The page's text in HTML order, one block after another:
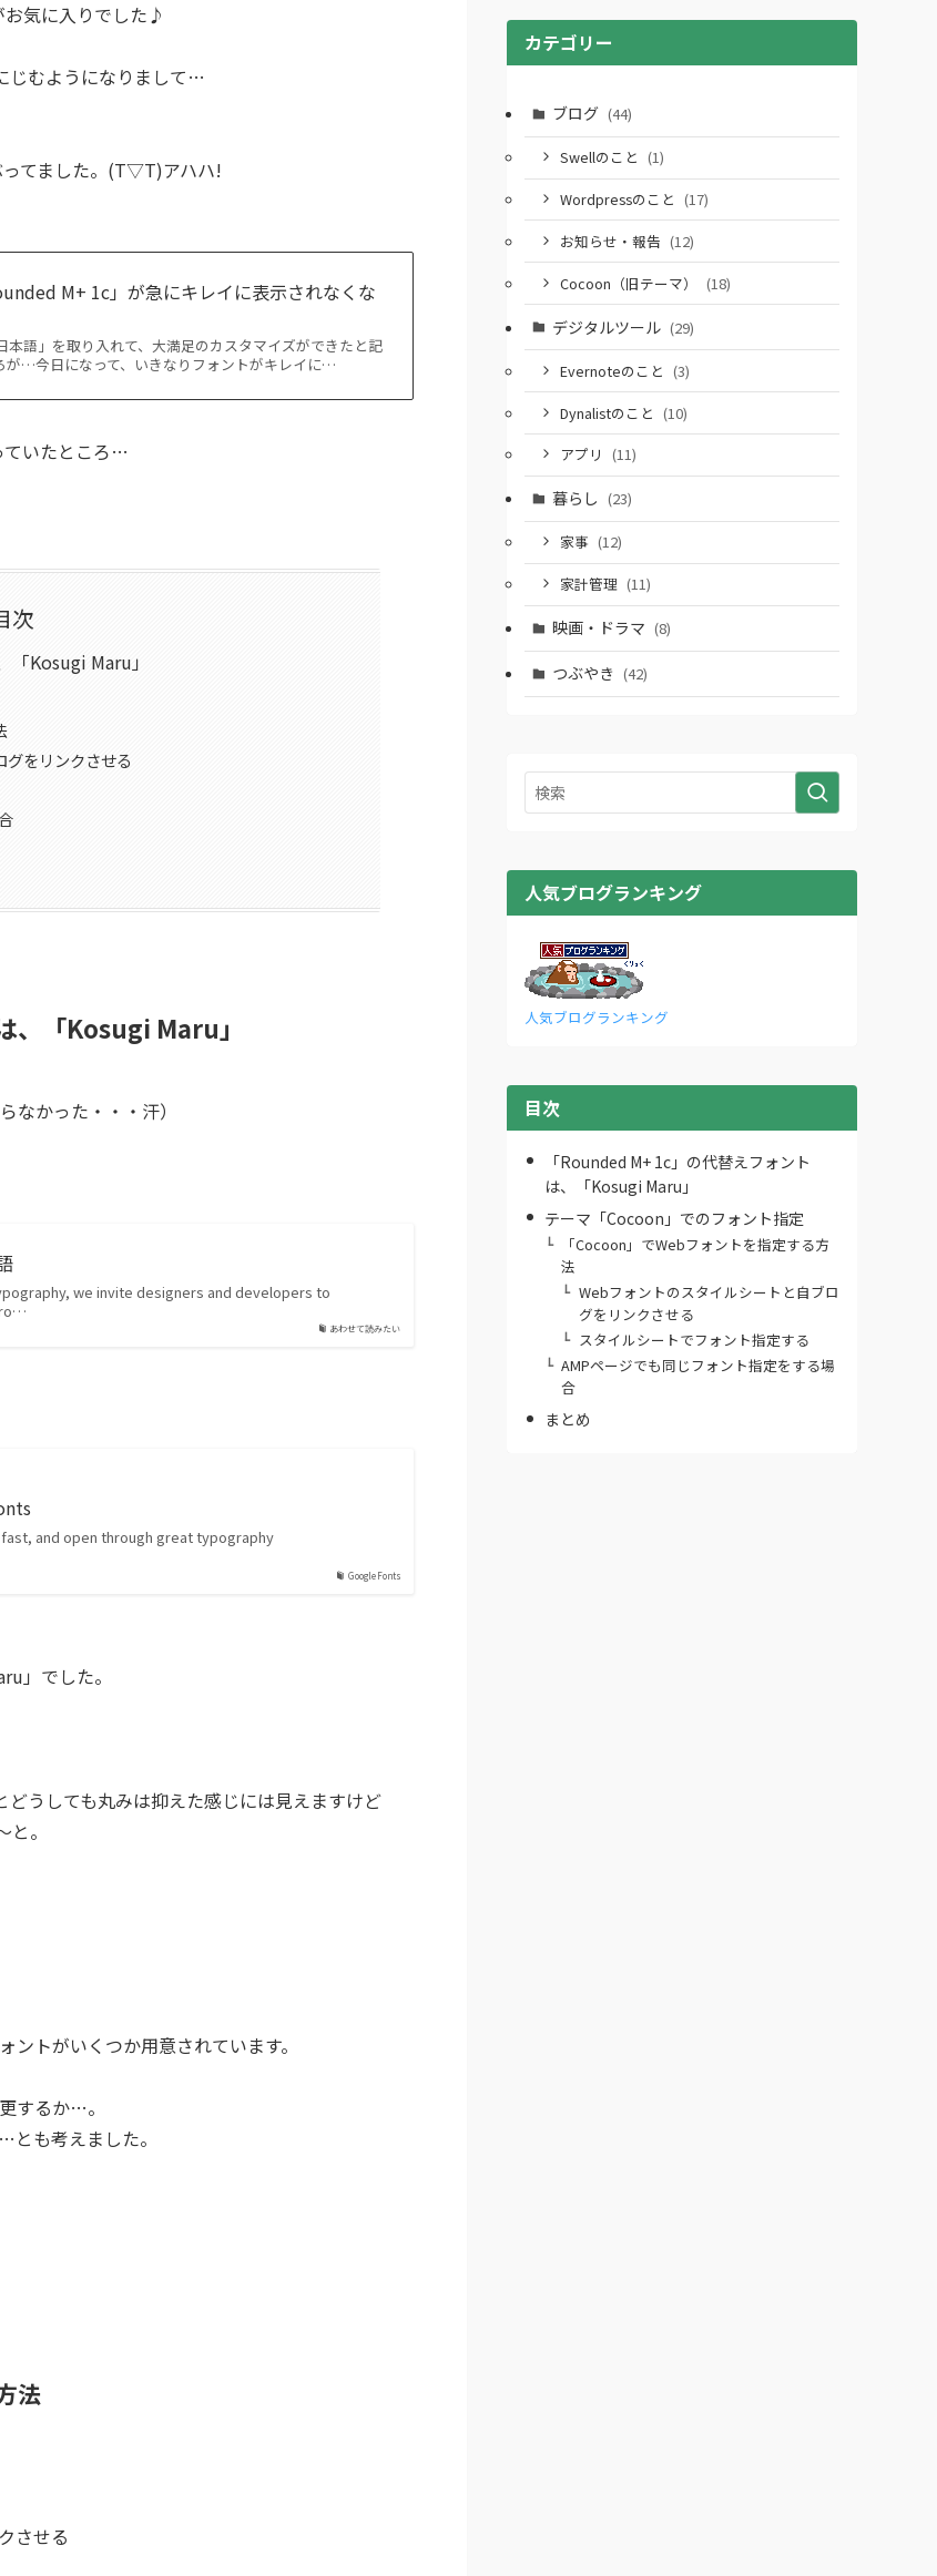
お気に入りでした♪
じむようになりまして…
ってました。(T▽T)アハハ!
M+ 1c」が急にキレイに表示されなくな
語」を取り入れて、大満足のカスタマイズができたと記
が…今日になって、いきなりフォントがキレイに…
ていたところ…
次
「Kosugi Maru」
をリンクさせる
、「Kosugi Maru」
かった・・・汗）
あわせて読みたい
we invite designers and developers to
Google Fonts
and open through great typography
」でした。
うしても丸みは抑えた感じには見えますけど
。
ントがいくつか用意されています。
するか…。
も考えました。
法
させる
カテゴリー
ブログ (44)
Swellのこと (1)
Wordpressのこと (17)
お知らせ・報告 (12)
Cocoon（旧テーマ）
(18)
デジタルツール (29)
Evernoteのこと (3)
Dynalistのこと (10)
アプリ (11)
暮らし (23)
家事 (12)
家計管理 (11)
映画・ドラマ (8)
つぶやき (42)
人気ブログランキング
人気ブログランキング
目次
「Rounded M+ 1c」の代替えフォント
は、「Kosugi Maru」
テーマ「Cocoon」でのフォント指定
「Cocoon」でWebフォントを指定する方
法
Webフォントのスタイルシートと自ブロ
グをリンクさせる
スタイルシートでフォント指定する
AMPページでも同じフォント指定をする場
合
まとめ